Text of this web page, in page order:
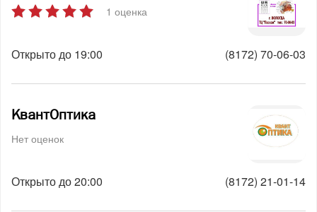
1 оценка
Открыто до 19:00 (8172) 70-06-03
КвантОптика
Нет оценок
Открыто до 20:00 (8172) 21-01-14